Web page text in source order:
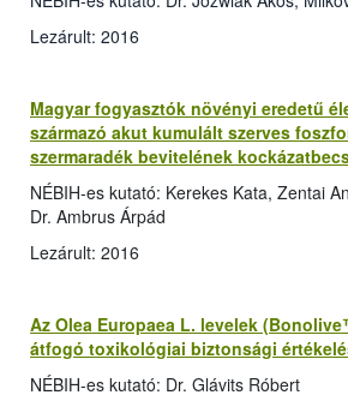
Lezárult: 2016
Magyar fogyasztók növényi eredetű
származó akut kumulált szerves
szermaradék bevitelének
NÉBIH-es kutató: Kerekes Kata, Zentai
Dr. Ambrus Árpád
Lezárult: 2016
Az Olea Europaea L. levelek
átfogó toxikológiai biztonsági
NÉBIH-es kutató: Dr. Glávits Róbert